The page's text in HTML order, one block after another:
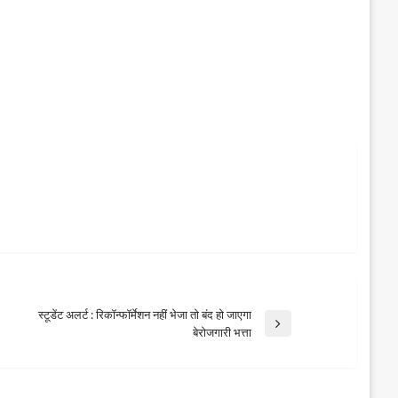
स्टूडेंट अलर्ट : रिकॉन्फॉर्मेशन नहीं भेजा तो बंद हो जाएगा
बेरोजगारी भत्ता